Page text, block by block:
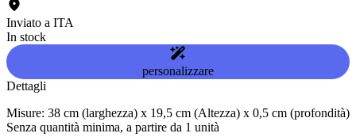
Inviato a ITA
In stock
personalizzare
Dettagli
Misure: 38 cm (larghezza) x 19,5 cm (Altezza) x 0,5 cm (profondità)
Senza quantità minima, a partire da 1 unità